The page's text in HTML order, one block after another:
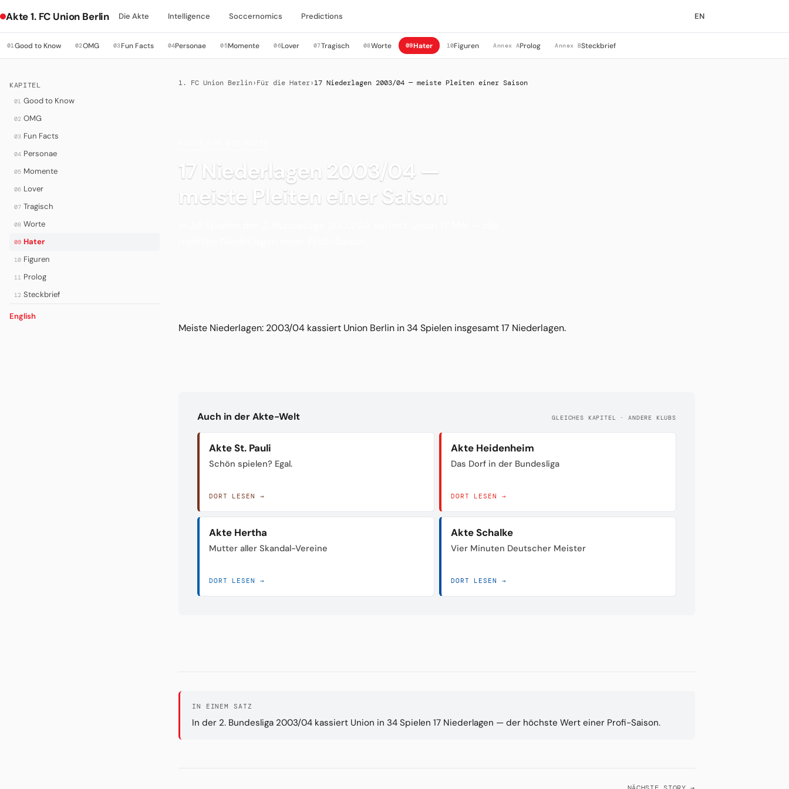
Akte 1. FC Union Berlin Die Akte Intelligence Soccernomics Predictions EN
01Good to Know 02OMG 03Fun Facts 04Personae 05Momente 06Lover 07Tragisch 08Worte 09Hater 10Figuren Annex AProlog Annex BSteckbrief
KAPITEL
01 Good to Know
02 OMG
03 Fun Facts
04 Personae
05 Momente
06 Lover
07 Tragisch
08 Worte
09 Hater
10 Figuren
11 Prolog
12 Steckbrief
English
1. FC Union Berlin› Für die Hater›17 Niederlagen 2003/04 — meiste Pleiten einer Saison
17 Niederlagen 2003/04 —
meiste Pleiten einer Saison
Meiste Niederlagen: 2003/04 kassiert Union Berlin in 34 Spielen insgesamt 17 Niederlagen.
Auch in der Akte-Welt GLEICHES KAPITEL · ANDERE KLUBS
Akte St. Pauli
Schön spielen? Egal.
DORT LESEN →
Akte Heidenheim
Das Dorf in der Bundesliga
DORT LESEN →
Akte Hertha
Mutter aller Skandal-Vereine
DORT LESEN →
Akte Schalke
Vier Minuten Deutscher Meister
DORT LESEN →
IN EINEM SATZ
In der 2. Bundesliga 2003/04 kassiert Union in 34 Spielen 17 Niederlagen — der höchste Wert einer Profi-Saison.